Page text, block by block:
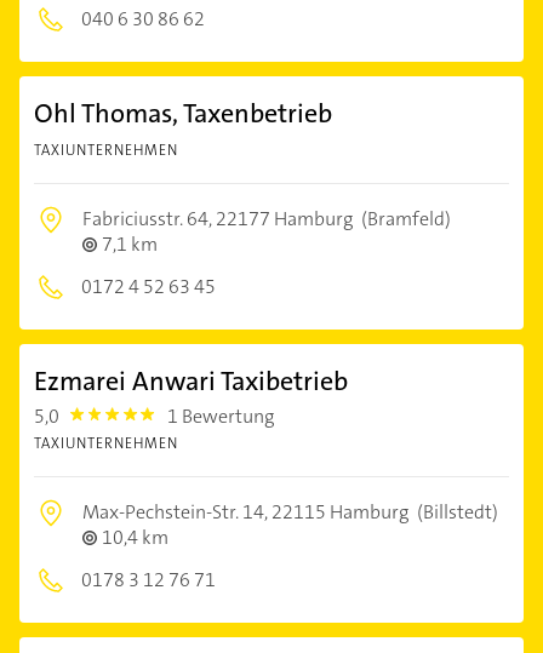
040 6 30 86 62
Ohl Thomas, Taxenbetrieb
TAXIUNTERNEHMEN
Fabriciusstr. 64,22177 Hamburg (Bramfeld)
7,1 km
0172 4 52 63 45
Ezmarei Anwari Taxibetrieb
5,0 5.0 1 Bewertung
TAXIUNTERNEHMEN
Max-Pechstein-Str. 14,22115 Hamburg (Billstedt)
10,4 km
0178 3 12 76 71